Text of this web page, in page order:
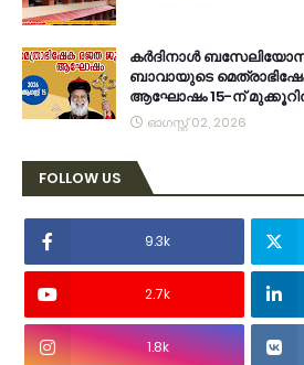
കര്‍ദിനാള്‍
ബാവായുടെ
ആഘോഷം 15-ന്
ഓഗസ്റ്റ് 02, 2026
FOLLOW US
9.3k
2.7k
1.8k